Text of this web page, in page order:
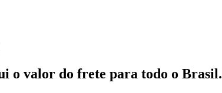
o valor do frete para todo o Brasil.